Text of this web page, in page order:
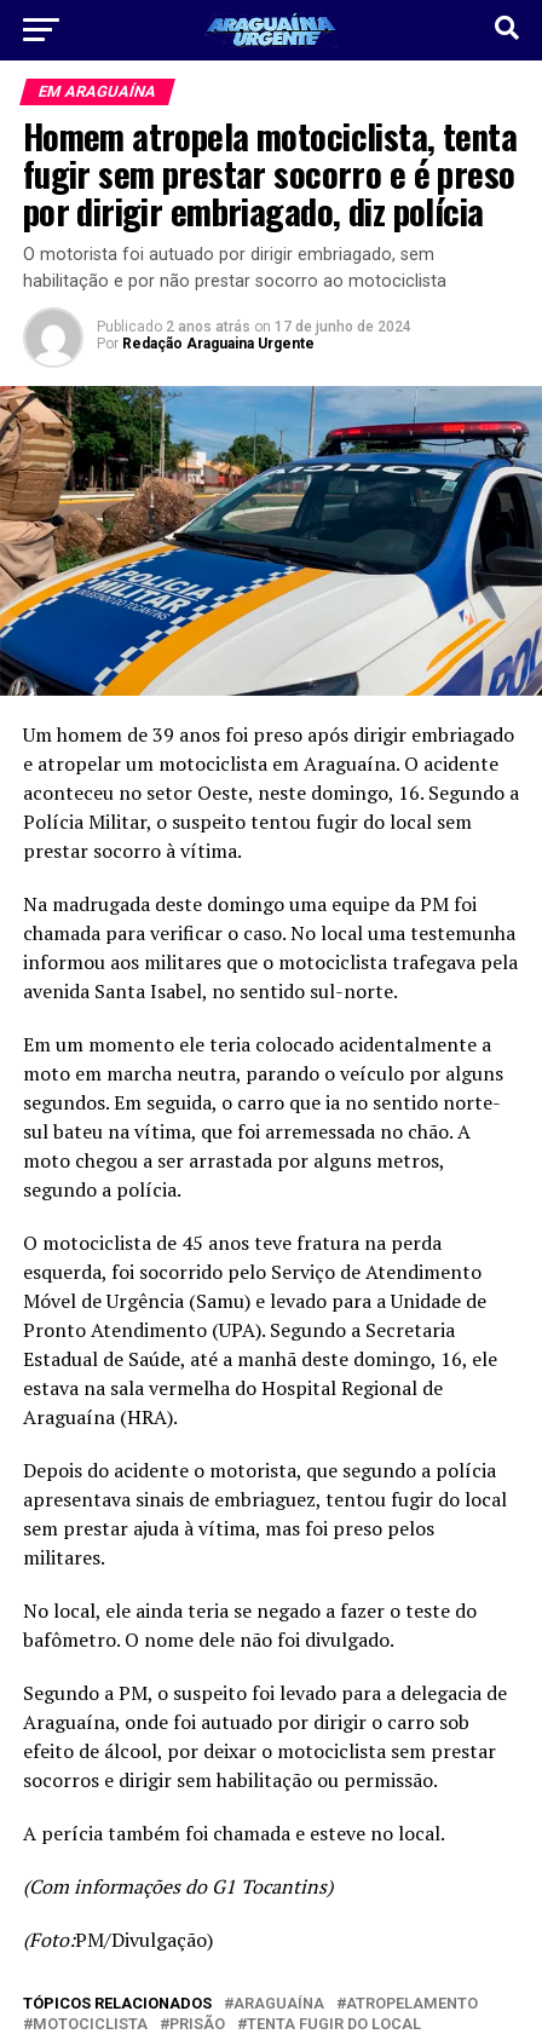
EM ARAGUAÍNA
Homem atropela motociclista, tenta
fugir sem prestar socorro e é preso
por dirigir embriagado, diz polícia
O motorista foi autuado por dirigir embriagado, sem
habilitação e por não prestar socorro ao motociclista
Publicado 2 anos atrás on 17 de junho de 2024
Por Redação Araguaina Urgente
Um homem de 39 anos foi preso após dirigir embriagado
e atropelar um motociclista em Araguaína. O acidente
aconteceu no setor Oeste, neste domingo, 16. Segundo a
Polícia Militar, o suspeito tentou fugir do local sem
prestar socorro à vítima.
Na madrugada deste domingo uma equipe da PM foi
chamada para verificar o caso. No local uma testemunha
informou aos militares que o motociclista trafegava pela
avenida Santa Isabel, no sentido sul-norte.
Em um momento ele teria colocado acidentalmente a
moto em marcha neutra, parando o veículo por alguns
segundos. Em seguida, o carro que ia no sentido norte-
sul bateu na vítima, que foi arremessada no chão. A
moto chegou a ser arrastada por alguns metros,
segundo a polícia.
O motociclista de 45 anos teve fratura na perda
esquerda, foi socorrido pelo Serviço de Atendimento
Móvel de Urgência (Samu) e levado para a Unidade de
Pronto Atendimento (UPA). Segundo a Secretaria
Estadual de Saúde, até a manhã deste domingo, 16, ele
estava na sala vermelha do Hospital Regional de
Araguaína (HRA).
Depois do acidente o motorista, que segundo a polícia
apresentava sinais de embriaguez, tentou fugir do local
sem prestar ajuda à vítima, mas foi preso pelos
militares.
No local, ele ainda teria se negado a fazer o teste do
bafômetro. O nome dele não foi divulgado.
Segundo a PM, o suspeito foi levado para a delegacia de
Araguaína, onde foi autuado por dirigir o carro sob
efeito de álcool, por deixar o motociclista sem prestar
socorros e dirigir sem habilitação ou permissão.
A perícia também foi chamada e esteve no local.
(Com informações do G1 Tocantins)
(Foto:PM/Divulgação)
TÓPICOS RELACIONADOS ARAGUAÍNA
ATROPELAMENTO
MOTOCICLISTA
PRISÃO TENTA FUGIR DO LOCAL